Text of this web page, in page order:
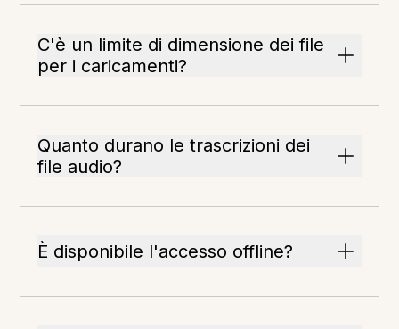
C'è un limite di dimensione dei file
per i caricamenti?
Quanto durano le trascrizioni dei
file audio?
È disponibile l'accesso offline?